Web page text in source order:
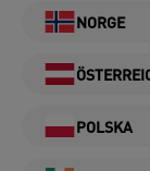
NORGE
POLSKA